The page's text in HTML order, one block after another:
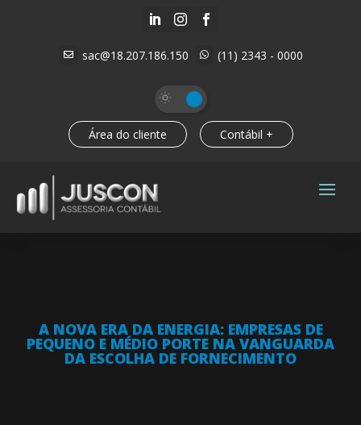
  
 sac@18.207.186.150  (11) 2343 - 0000
Área do cliente Contábil +
A NOVA ERA DA ENERGIA: EMPRESAS DE
PEQUENO E MÉDIO PORTE NA VANGUARDA
DA ESCOLHA DE FORNECIMENTO